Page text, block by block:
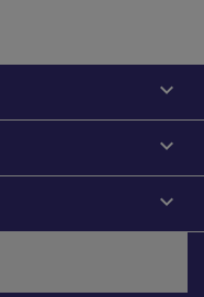


